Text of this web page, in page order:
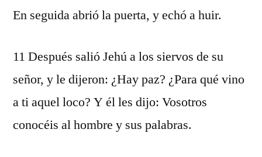
En seguida abrió la puerta, y echó a huir.
11 Después salió Jehú a los siervos de su
señor, y le dijeron: ¿Hay paz? ¿Para qué vino
a ti aquel loco? Y él les dijo: Vosotros
conocéis al hombre y sus palabras.